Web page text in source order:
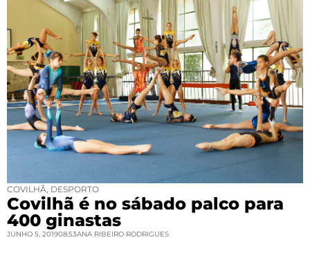
COVILHÃ DESPORTO
Covilhã é no sábado palco para
400 ginastas
JUNHO 5, 201908:53ANA RIBEIRO RODRIGUES